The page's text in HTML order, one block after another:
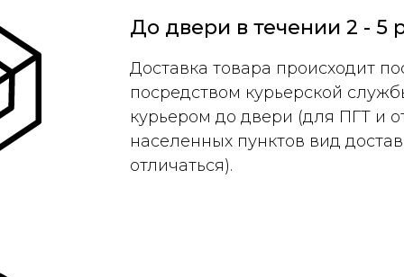
До двери в течении 2 - 5
Доставка товара происходит
посредством курьерской
курьером до двери (для ПГТ и
населенных пунктов вид
отличаться).